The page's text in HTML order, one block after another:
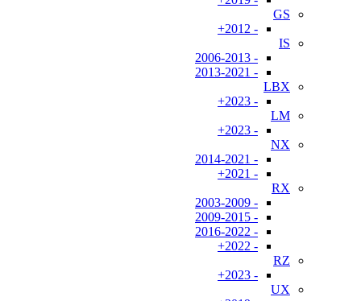
GS
- 2012+
IS
- 2006-2013
- 2013-2021
LBX
- 2023+
LM
- 2023+
NX
- 2014-2021
- 2021+
RX
- 2003-2009
- 2009-2015
- 2016-2022
- 2022+
RZ
- 2023+
UX